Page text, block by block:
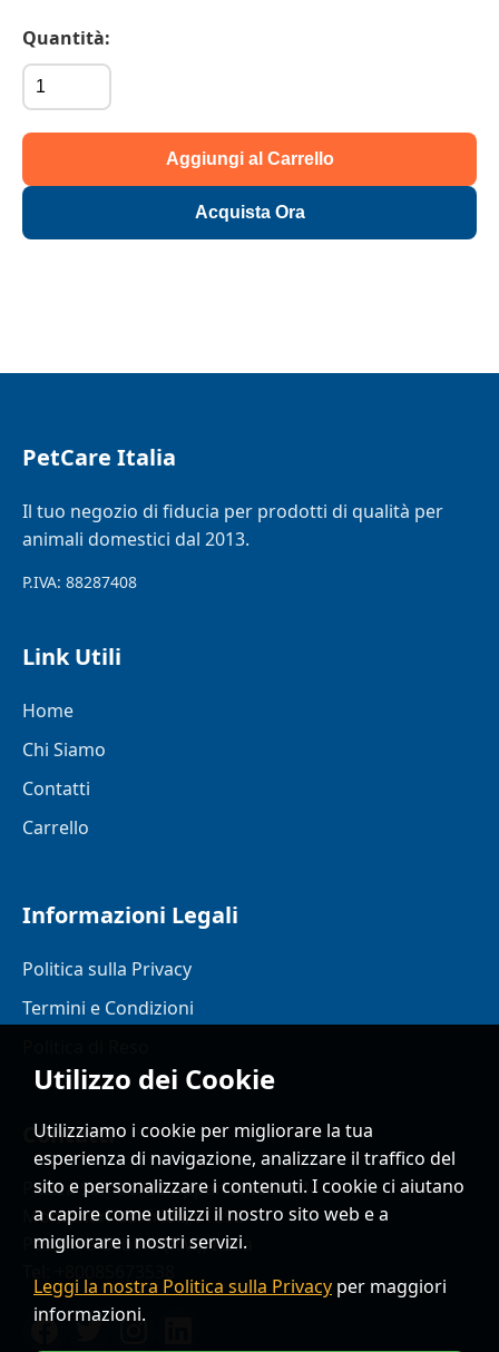
Quantità:
Aggiungi al Carrello
Acquista Ora
PetCare Italia
Il tuo negozio di fiducia per prodotti di qualità per
animali domestici dal 2013.
P.IVA: 88287408
Link Utili
Home
Chi Siamo
Contatti
Carrello
Informazioni Legali
Politica sulla Privacy
Termini e Condizioni
Contatti
Piazza Samuel 38 Appartamento 44
Montanari del friuli, 91892
Pesaro e Urbino (RM), Italia
Utilizzo dei Cookie
Utilizziamo i cookie per migliorare la tua
esperienza di navigazione, analizzare il traffico del
sito e personalizzare i contenuti. I cookie ci aiutano
a capire come utilizzi il nostro sito web e a
migliorare i nostri servizi.
Leggi la nostra Politica sulla Privacy per maggiori
informazioni.